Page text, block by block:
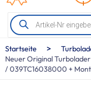
Products
search
Startseite >
Neuer Original
/ 039TC16038000 +